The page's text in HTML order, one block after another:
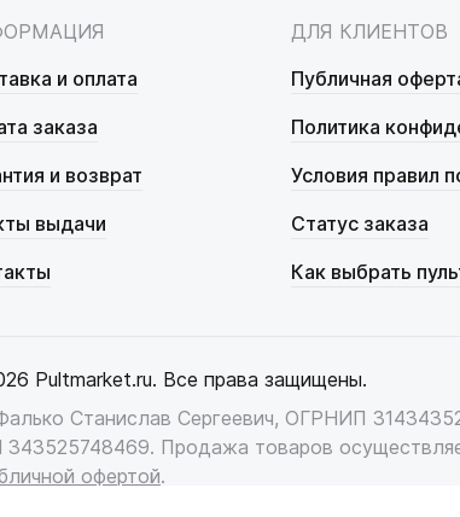
и оплата
заказа
и возврат
выдачи
ДЛЯ КЛИЕНТОВ
Публичная
Политика
Условия правил
Статус заказа
Как выбрать
Pultmarket.ru. Все права защищены.
Станислав Сергеевич, ОГРНИП
Продажа товаров
офертой.